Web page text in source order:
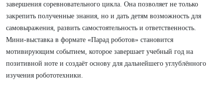
завершения соревновательного цикла. Она позволяет не только
закрепить полученные знания, но и дать детям возможность для
самовыражения, развить самостоятельность и ответственность.
Мини-выставка в формате «Парад роботов» становится
мотивирующим событием, которое завершает учебный год на
позитивной ноте и создаёт основу для дальнейшего углублённого
изучения робототехники.